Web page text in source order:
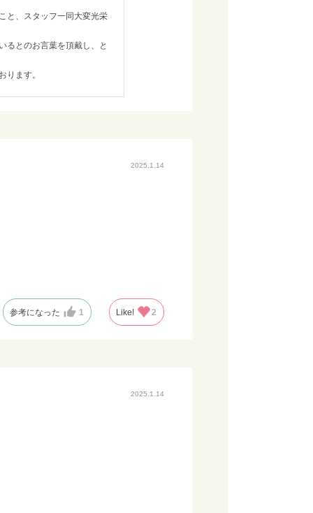
と、スタッフ一同大変光栄
るとのお言葉を頂戴し、と
ります。
2025.1.14
参考になった 1 Like! 2
2025.1.14